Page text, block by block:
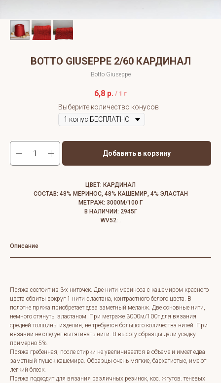
BOTTO GIUSEPPE 2/60 КАРДИНАЛ
Botto Giuseppe
6,8 р. / 1 г
Выберите количество конусов
Добавить в корзину
ЦВЕТ: КАРДИНАЛ
СОСТАВ: 48% МЕРИНОС, 48% КАШЕМИР, 4% ЭЛАСТАН
МЕТРАЖ: 3000М/100 Г
В НАЛИЧИИ: 2945Г
WV52: .
Описание
Пряжа состоит из 3-х ниточек. Две нити мериноса с кашемиром красного
цвета обвиты вокруг 1 нити эластана, контрастного белого цвета. В
полотне пряжа приобретает едва заметный меланж. Две основные нити,
немного стянуты эластаном. При метраже 3000м/100г для вязания
средней толщины изделия, не требуется большого количества нитей. При
вязании не следует вытягивать нити. В высоту образцы дали усадку
примерно 5%.
Пряжа гребенная, после стирки не увеличивается в объеме и имеет едва
заметный пушок кашемира. Образцы очень мягкие, бархатистые, имеют
легкий блеск.
Пряжа подходит для вязания различных резинок, кос. жгутов. теневых